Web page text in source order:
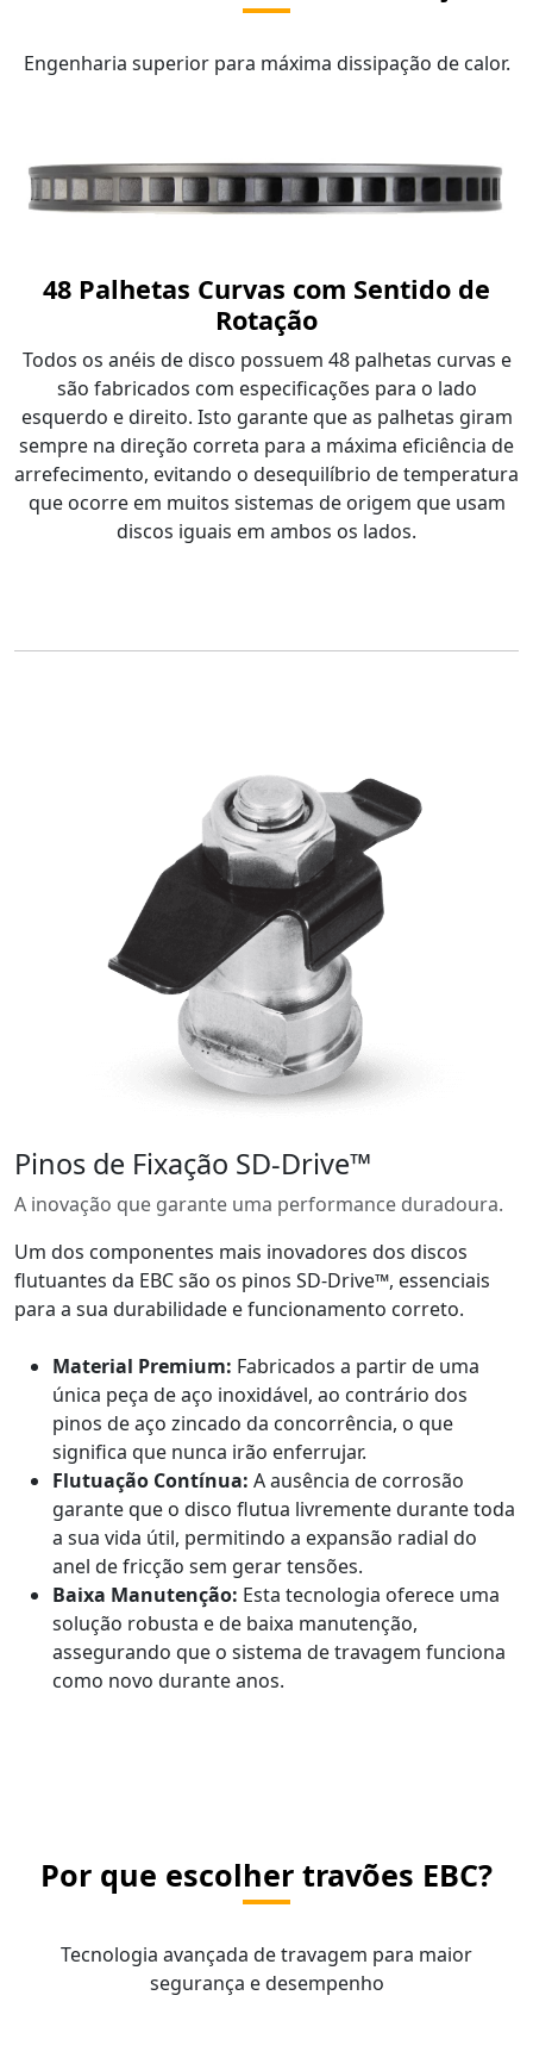
Engenharia superior para máxima dissipação de calor.
48 Palhetas Curvas com Sentido de
Rotação
Todos os anéis de disco possuem 48 palhetas curvas e
são fabricados com especificações para o lado
esquerdo e direito. Isto garante que as palhetas giram
sempre na direção correta para a máxima eficiência de
arrefecimento, evitando o desequilíbrio de temperatura
que ocorre em muitos sistemas de origem que usam
discos iguais em ambos os lados.
Pinos de Fixação SD-Drive™
A inovação que garante uma performance duradoura.
Um dos componentes mais inovadores dos discos
flutuantes da EBC são os pinos SD-Drive™, essenciais
para a sua durabilidade e funcionamento correto.
Material Premium: Fabricados a partir de uma
única peça de aço inoxidável, ao contrário dos
pinos de aço zincado da concorrência, o que
significa que nunca irão enferrujar.
Flutuação Contínua: A ausência de corrosão
garante que o disco flutua livremente durante toda
a sua vida útil, permitindo a expansão radial do
anel de fricção sem gerar tensões.
Baixa Manutenção: Esta tecnologia oferece uma
solução robusta e de baixa manutenção,
assegurando que o sistema de travagem funciona
como novo durante anos.
Por que escolher travões EBC?
Tecnologia avançada de travagem para maior
segurança e desempenho